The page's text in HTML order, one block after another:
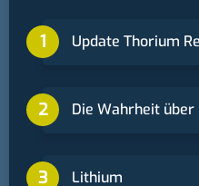
Update Thorium
Die Wahrheit
Lithium